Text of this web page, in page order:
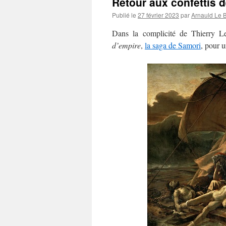
Publié le 27 février 2023 parArnauld Le
Dans la complicité de Thierry
d’empire, la saga de Samori, pour